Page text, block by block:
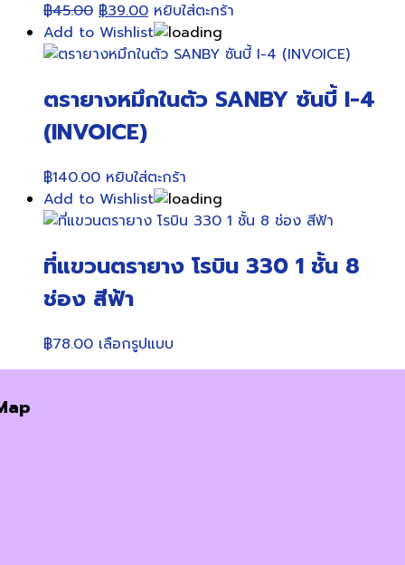
฿45.00 Original
price
was:
฿39.00Current
price
is:
หยิบใส่ตะกร้า
Add to Wishlist
ตรายางหมึกในตัว SANBY ซันบี้ I-4
(INVOICE)
฿140.00 หยิบใส่ตะกร้า
Add to Wishlist
ที่แขวนตรายาง โรบิน 330 1 ชั้น 8
ช่อง สีฟ้า
฿78.00 เลือกรูปแบบ
product